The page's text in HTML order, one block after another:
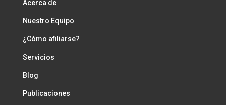
Acerca de
Nuestro Equipo
¿Cómo afiliarse?
Servicios
Blog
Publicaciones